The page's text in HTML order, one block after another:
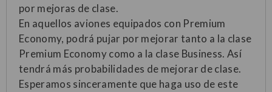
por mejoras de clase.
En aquellos aviones equipados con Premium
Economy, podrá pujar por mejorar tanto a la clase
Premium Economy como a la clase Business. Así
tendrá más probabilidades de mejorar de clase.
Esperamos sinceramente que haga uso de este